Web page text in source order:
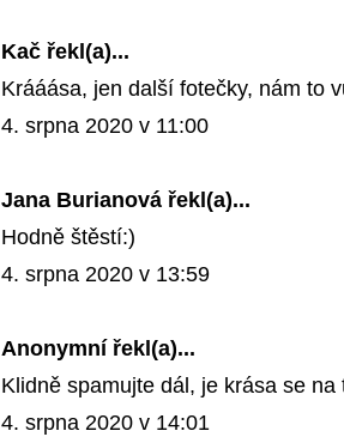
Kač řekl(a)...
Krááása, jen další fotečky, nám to
4. srpna 2020 v 11:00
Jana Burianová řekl(a)...
Hodně štěstí:)
4. srpna 2020 v 13:59
Anonymní řekl(a)...
Klidně spamujte dál, je krása se
4. srpna 2020 v 14:01